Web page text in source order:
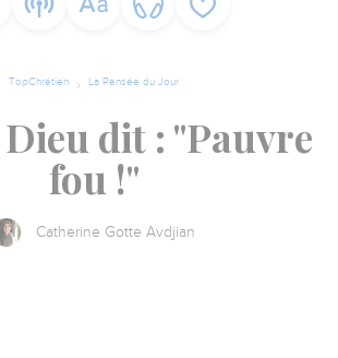
TopChrétien La Pensée du Jour
dit : "Pauvre
fou !"
Catherine Gotte Avdjian